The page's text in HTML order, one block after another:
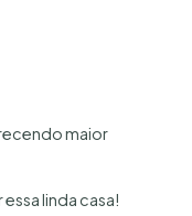
maior
linda casa!